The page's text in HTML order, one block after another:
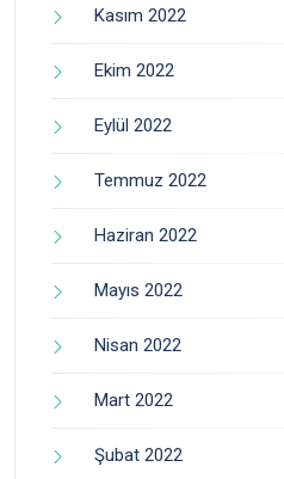
Kasım 2022
Ekim 2022
Eylül 2022
Temmuz 2022
Haziran 2022
Mayıs 2022
Nisan 2022
Mart 2022
Şubat 2022